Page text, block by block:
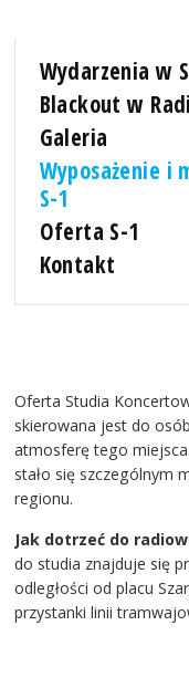
Wydarzenia w
Blackout w
Galeria
Wyposażenie i
S-1
Oferta S-1
Kontakt
Oferta Studia
skierowana jest do
atmosferę tego
stało się szczególnym
regionu.
Jak dotrzeć do
do studia znajduje się
odległości od placu
przystanki linii